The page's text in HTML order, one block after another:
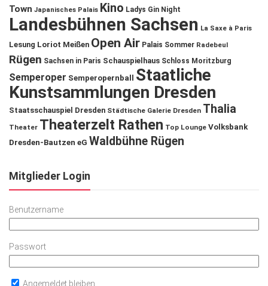
Town Japanisches Palais Kino Ladys Gin Night
Landesbühnen Sachsen La Saxe à Paris
Lesung Loriot Meißen Open Air Palais Sommer Radebeul
Rügen Sachsen in Paris Schauspielhaus Schloss Moritzburg
Semperoper Semperopernball
Staatliche
Kunstsammlungen Dresden
Staatsschauspiel Dresden Städtische Galerie Dresden Thalia
Theater Theaterzelt Rathen Top Lounge Volksbank
Dresden-Bautzen eG Waldbühne Rügen
Mitglieder Login
Benutzername
Passwort
Angemeldet bleiben